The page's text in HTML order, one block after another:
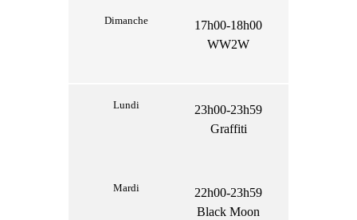
Dimanche
17h00-18h00
WW2W
Lundi
23h00-23h59
Graffiti
Mardi
22h00-23h59
Black Moon